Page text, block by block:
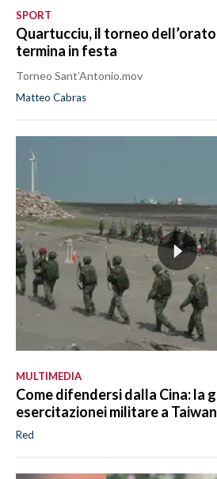
SPORT
Quartucciu, il torneo
termina in festa
Torneo Sant’Antonio.mov
Matteo Cabras
MULTIMEDIA
Come difendersi dalla Cina: la
esercitazionei militare a Taiwan
Red